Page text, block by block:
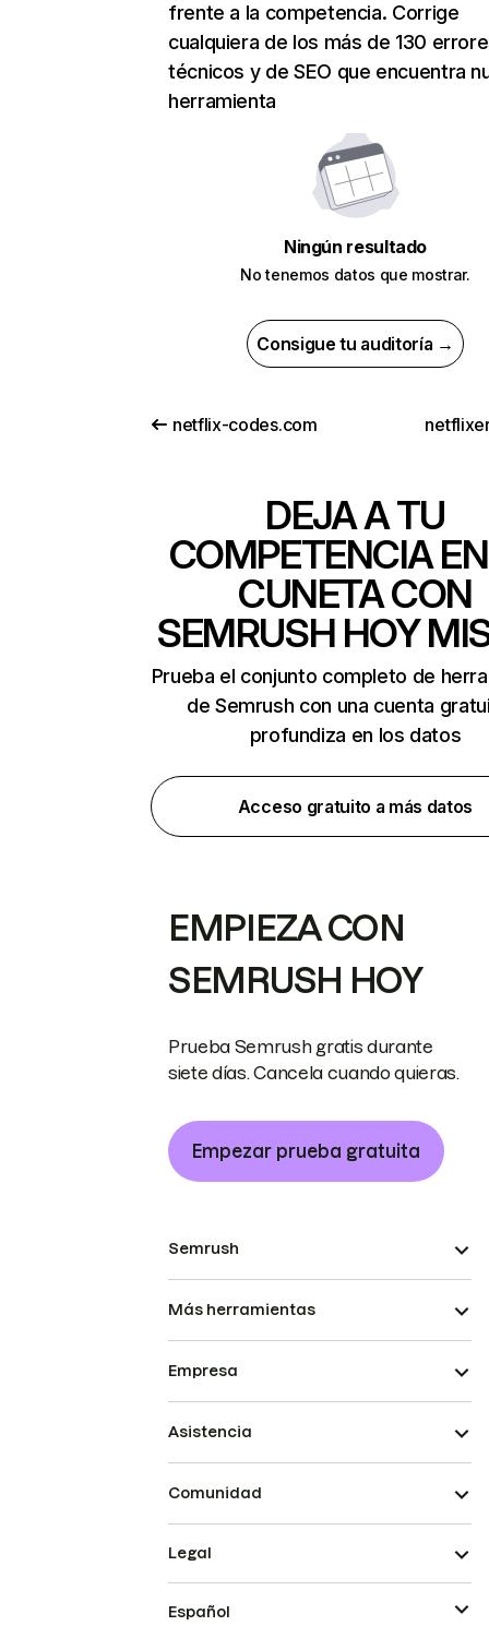
frente a la competencia. Corrige
cualquiera de los más de 130
técnicos y de SEO que encuentra
herramienta
Ningún resultado
No tenemos datos que mostrar.
Consigue tu auditoría →
netflix-codes.com
DEJA A TU
COMPETENCIA
CUNETA CON
SEMRUSH HOY
Prueba el conjunto completo de
de Semrush con una cuenta
profundiza en los datos
Acceso gratuito a más datos
EMPIEZA CON
SEMRUSH HOY
Prueba Semrush gratis durante
siete días. Cancela cuando quieras.
Empezar prueba gratuita
Semrush
Más herramientas
Empresa
Asistencia
Comunidad
Legal
Español